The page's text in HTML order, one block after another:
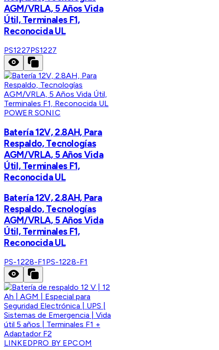
AGM/VRLA, 5 Años Vida
Útil, Terminales F1,
Reconocida UL
PS1227PS1227
POWER SONIC
Batería 12V, 2.8AH, Para
Respaldo, Tecnologías
AGM/VRLA, 5 Años Vida
Útil, Terminales F1,
Reconocida UL
Batería 12V, 2.8AH, Para
Respaldo, Tecnologías
AGM/VRLA, 5 Años Vida
Útil, Terminales F1,
Reconocida UL
PS-1228-F1 PS-1228-F1
LINKEDPRO BY EPCOM